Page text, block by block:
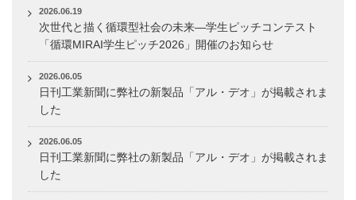
2026.06.19
次世代と描く循環型社会の未来―学生ピッチコンテスト
「循環MIRAI学生ピッチ2026」開催のお知らせ
2026.06.05
日刊工業新聞に弊社の新製品「アル・デオ」が掲載されま
した
2026.06.05
日刊工業新聞に弊社の新製品「アル・デオ」が掲載されま
した